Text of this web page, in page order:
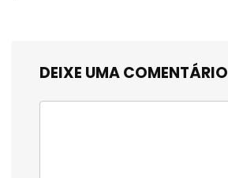
DEIXE UMA COMENTÁRIO